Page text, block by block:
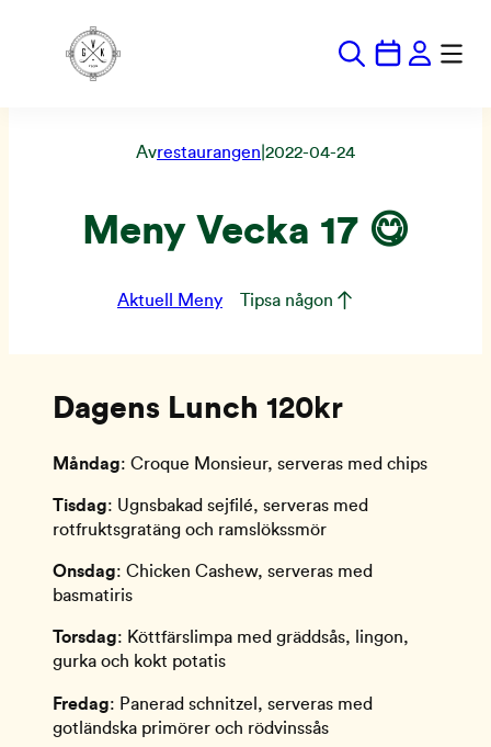
till
Avrestaurangen 2022-04-24
Meny Vecka 17 😋
Aktuell Meny Tipsa någon
Dagens Lunch 120kr
Måndag: Croque Monsieur, serveras med chips
Tisdag: Ugnsbakad sejfilé, serveras med
rotfruktsgratäng och ramslökssmör
Onsdag: Chicken Cashew, serveras med
basmatiris
Torsdag: Köttfärslimpa med gräddsås, lingon,
gurka och kokt potatis
Fredag: Panerad schnitzel, serveras med
gotländska primörer och rödvinssås